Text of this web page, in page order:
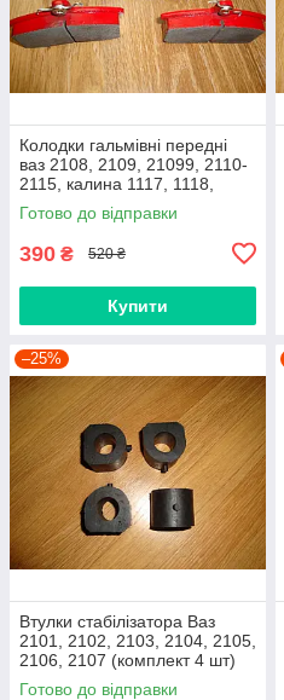
Колодки гальмівні передні
ваз 2108, 2109, 21099, 2110-
2115, калина 1117, 1118,
1119, приора 2170 (Raf,
Латвія)
Готово до відправки
390 ₴ 520 ₴
Купити
–25%
Втулки стабілізатора Ваз
2101, 2102, 2103, 2104, 2105,
2106, 2107 (комплект 4 шт)
виробник Gumex, Польща
Готово до відправки